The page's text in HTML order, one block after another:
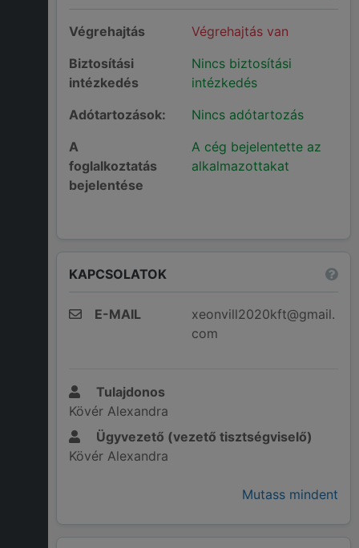
Végrehajtás
Végrehajtás van
Biztosítási
intézkedés
Nincs biztosítási
intézkedés
Adótartozások:
Nincs adótartozás
A
foglalkoztatás
bejelentése
A cég bejelentette az
alkalmazottakat
KAPCSOLATOK
E-MAIL
xeonvill2020kft@gmail.
com
Tulajdonos
Kövér Alexandra
Ügyvezető (vezető tisztségviselő)
Kövér Alexandra
Mutass mindent